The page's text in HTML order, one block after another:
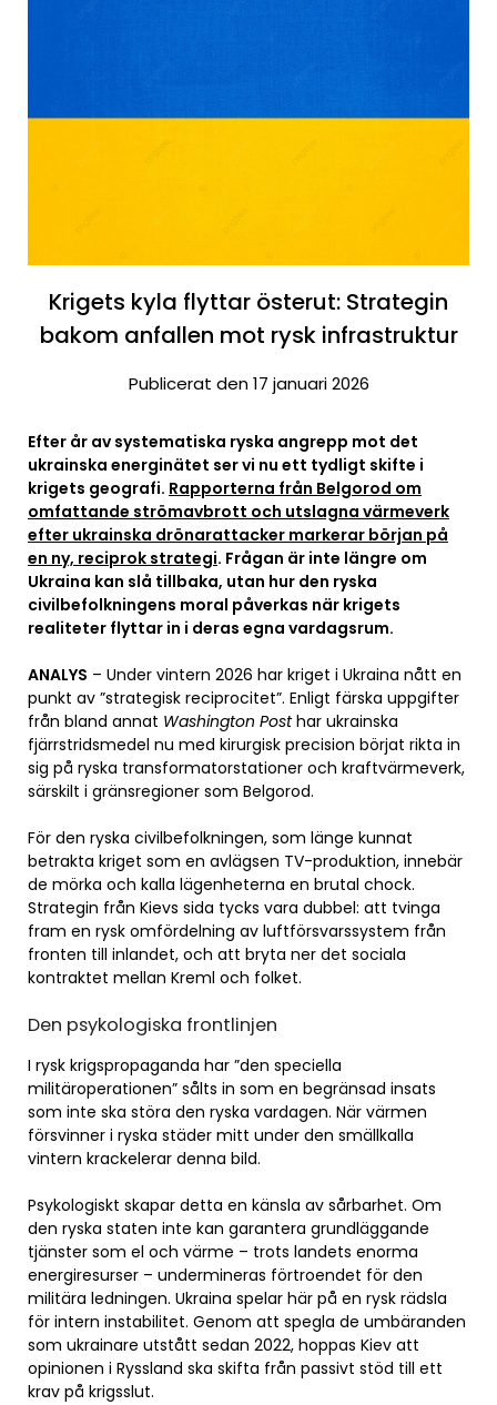
Krigets kyla flyttar österut: Strategin
bakom anfallen mot rysk infrastruktur
Publicerat den 17 januari 2026
Efter år av systematiska ryska angrepp mot det
ukrainska energinätet ser vi nu ett tydligt skifte i
krigets geografi. Rapporterna från Belgorod om
omfattande strömavbrott och utslagna värmeverk
efter ukrainska drönarattacker markerar början på
en ny, reciprok strategi. Frågan är inte längre om
Ukraina kan slå tillbaka, utan hur den ryska
civilbefolkningens moral påverkas när krigets
realiteter flyttar in i deras egna vardagsrum.
ANALYS – Under vintern 2026 har kriget i Ukraina nått en
punkt av ”strategisk reciprocitet”. Enligt färska uppgifter
från bland annat Washington Posthar ukrainska
fjärrstridsmedel nu med kirurgisk precision börjat rikta in
sig på ryska transformatorstationer och kraftvärmeverk,
särskilt i gränsregioner som Belgorod.
För den ryska civilbefolkningen, som länge kunnat
betrakta kriget som en avlägsen TV-produktion, innebär
de mörka och kalla lägenheterna en brutal chock.
Strategin från Kievs sida tycks vara dubbel: att tvinga
fram en rysk omfördelning av luftförsvarssystem från
fronten till inlandet, och att bryta ner det sociala
kontraktet mellan Kreml och folket.
Den psykologiska frontlinjen
I rysk krigspropaganda har ”den speciella
militäroperationen” sålts in som en begränsad insats
som inte ska störa den ryska vardagen. När värmen
försvinner i ryska städer mitt under den smällkalla
vintern krackelerar denna bild.
Psykologiskt skapar detta en känsla av sårbarhet. Om
den ryska staten inte kan garantera grundläggande
tjänster som el och värme – trots landets enorma
energiresurser – undermineras förtroendet för den
militära ledningen. Ukraina spelar här på en rysk rädsla
för intern instabilitet. Genom att spegla de umbäranden
som ukrainare utstått sedan 2022, hoppas Kiev att
opinionen i Ryssland ska skifta från passivt stöd till ett
krav på krigsslut.